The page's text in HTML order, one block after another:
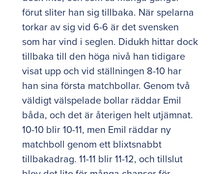
förut sliter han sig tillbaka. När spelarna
torkar av sig vid 6-6 är det svensken
som har vind i seglen. Didukh hittar dock
tillbaka till den höga nivå han tidigare
visat upp och vid ställningen 8-10 har
han sina första matchbollar. Genom två
väldigt välspelade bollar räddar Emil
båda, och det är återigen helt utjämnat.
10-10 blir 10-11, men Emil räddar ny
matchboll genom ett blixtsnabbt
tillbakadrag. 11-11 blir 11-12, och tillslut